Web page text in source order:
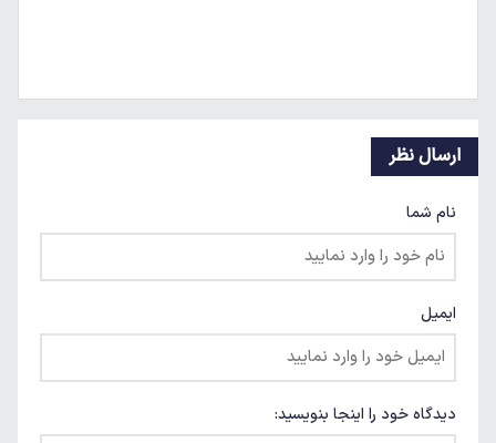
ارسال نظر
نام شما
ایمیل
دیدگاه خود را اینجا بنویسید: